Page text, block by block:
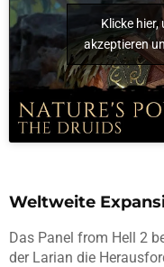
Klicke
akzeptieren
Weltweite
Das Panel from Hell 2
der Larian die